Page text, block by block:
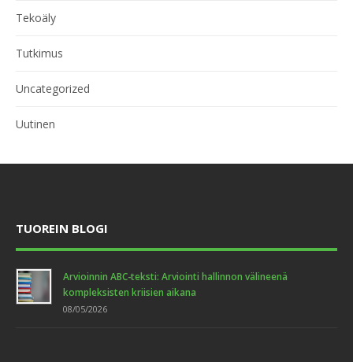
Tekoäly
Tutkimus
Uncategorized
Uutinen
TUOREIN BLOGI
Arvioinnin ABC-teksti: Arviointi hallinnon välineenä
kompleksisten kriisien aikana
08/05/2026